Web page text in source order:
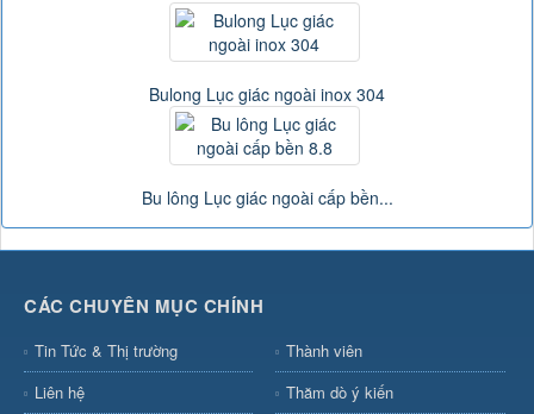
Bulong Lục giác ngoài inox 304
Bu lông Lục giác ngoài cấp bền...
CÁC CHUYÊN MỤC CHÍNH
Tin Tức & Thị trường
Thành viên
Liên hệ
Thăm dò ý kiến